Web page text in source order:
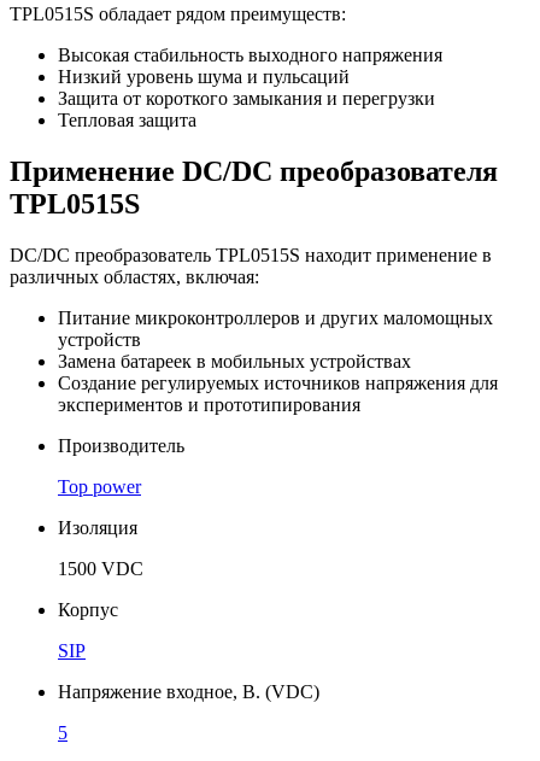
TPL0515S обладает рядом преимуществ:
Высокая стабильность выходного напряжения
Низкий уровень шума и пульсаций
Защита от короткого замыкания и перегрузки
Тепловая защита
Применение DC/DC преобразователя
TPL0515S
DC/DC преобразователь TPL0515S находит применение в
различных областях, включая:
Питание микроконтроллеров и других маломощных
устройств
Замена батареек в мобильных устройствах
Создание регулируемых источников напряжения для
экспериментов и прототипирования
Производитель
Top power
Изоляция
1500 VDC
Корпус
SIP
Напряжение входное, В. (VDC)
5